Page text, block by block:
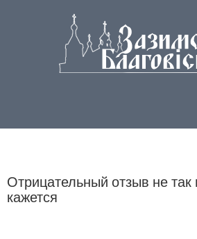
Отрицательный отзыв не так
кажется